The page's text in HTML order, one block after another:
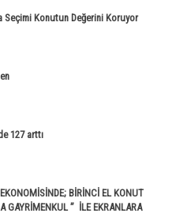
Seçimi Konutun Değerini Koruyor
127 arttı
BİRİNCİ EL KONUT
GAYRİMENKUL ” İLE EKRANLARA